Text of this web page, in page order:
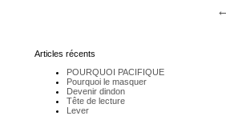
Articles récents
POURQUOI PACIFIQUE
Pourquoi le masquer
Devenir dindon
Tête de lecture
Lever